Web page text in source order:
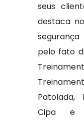
seus
destaca
pelo fato
Patolada,
Cipa e